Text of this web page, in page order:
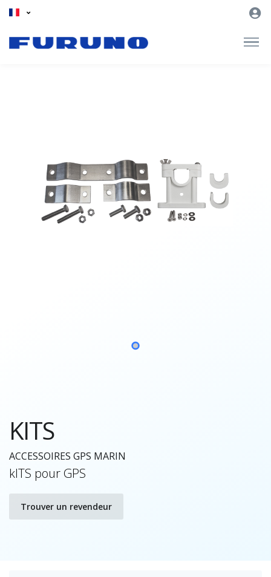
KITS
ACCESSOIRES GPS MARIN
kITS pour GPS
Trouver un revendeur